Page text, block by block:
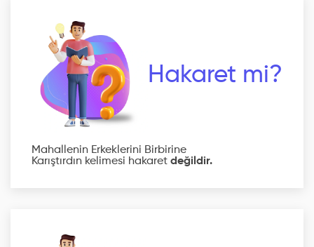
Hakaret mi?
Mahallenin Erkeklerini Birbirine
Karıştırdın kelimesi hakaret değildir.